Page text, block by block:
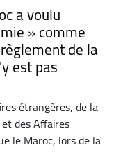
a voulu
» comme
de la
est pas
étrangères, de la
des Affaires
le Maroc, lors de la